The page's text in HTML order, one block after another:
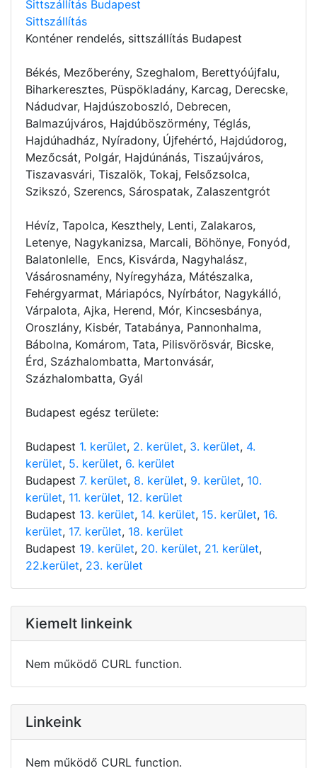
Sittszállítás Budapest
Sittszállítás
Konténer rendelés, sittszállítás Budapest
Békés, Mezőberény, Szeghalom, Berettyóújfalu,
Biharkeresztes, Püspökladány, Karcag, Derecske,
Nádudvar, Hajdúszoboszló, Debrecen,
Balmazújváros, Hajdúböszörmény, Téglás,
Hajdúhadház, Nyíradony, Újfehértó, Hajdúdorog,
Mezőcsát, Polgár, Hajdúnánás, Tiszaújváros,
Tiszavasvári, Tiszalök, Tokaj, Felsőzsolca,
Szikszó, Szerencs, Sárospatak, Zalaszentgrót
Hévíz, Tapolca, Keszthely, Lenti, Zalakaros,
Letenye, Nagykanizsa, Marcali, Böhönye, Fonyód,
Balatonlelle, Encs, Kisvárda, Nagyhalász,
Vásárosnamény, Nyíregyháza, Mátészalka,
Fehérgyarmat, Máriapócs, Nyírbátor, Nagykálló,
Várpalota, Ajka, Herend, Mór, Kincsesbánya,
Oroszlány, Kisbér, Tatabánya, Pannonhalma,
Bábolna, Komárom, Tata, Pilisvörösvár, Bicske,
Érd, Százhalombatta, Martonvásár,
Százhalombatta, Gyál
Budapest egész területe:
Budapest 1. kerület, 2. kerület, 3. kerület, 4.
kerület, 5. kerület, 6. kerület
Budapest 7. kerület, 8. kerület, 9. kerület, 10.
kerület, 11. kerület, 12. kerület
Budapest 13. kerület, 14. kerület, 15. kerület, 16.
kerület, 17. kerület, 18. kerület
Budapest 19. kerület, 20. kerület, 21. kerület,
22.kerület, 23. kerület
Kiemelt linkeink
Nem működő CURL function.
Linkeink
Nem működő CURL function.